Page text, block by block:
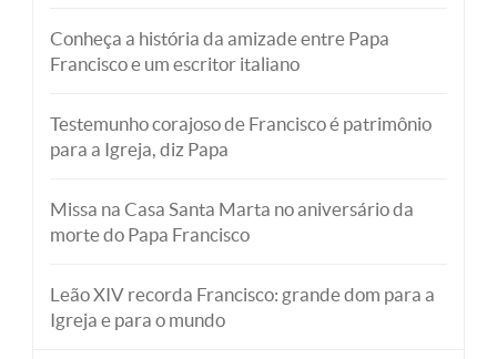
Conheça a história da amizade entre Papa
Francisco e um escritor italiano
Testemunho corajoso de Francisco é patrimônio
para a Igreja, diz Papa
Missa na Casa Santa Marta no aniversário da
morte do Papa Francisco
Leão XIV recorda Francisco: grande dom para a
Igreja e para o mundo